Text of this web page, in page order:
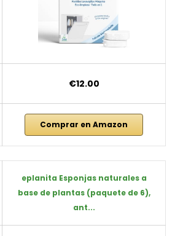
€12.00
Comprar en Amazon
eplanita Esponjas naturales a
base de plantas (paquete de 6),
ant...